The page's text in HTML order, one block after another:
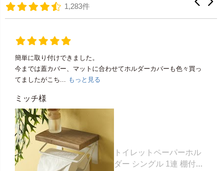
1,283件
簡単に取り付けできました。
今までは蓋カバー、マットに合わせてホルダーカバーも色々買っ
てましたがこち... もっと見る
ミッチ様
トイレットペーパーホル
ダー シングル 1連 棚付き